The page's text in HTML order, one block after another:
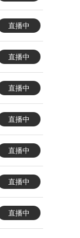
直播中
直播中
直播中
直播中
直播中
直播中
直播中